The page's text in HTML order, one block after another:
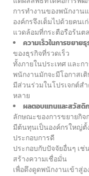
การทำงานของพนักงาน
องค์กรจึงเต็มไปด้วยคน
แวดล้อมที่กระตือรือร้นต
ความเร็วในการขยาย
ของธุรกิจที่รวดเร็ว
ทั้งภายในประเทศ และก
พนักงานมักจะมีโอกาสเ
มีส่วนร่วมในโปรเจกต์ส
หลาย
ผลตอบแทนและสวัสดิ
ลักษณะของการขยายกิจ
มีต้นทุนเป็นองค์กรใหญ่ตั้
ประกอบการดี
ประกอบกับปัจจัยอื่นๆ เ
สร้างความเชื่อมั่น
เพื่อดึงดูดพนักงานเข้าสู่